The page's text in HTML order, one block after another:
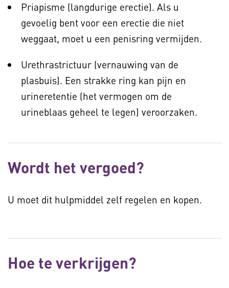
Priapisme (langdurige erectie). Als u
gevoelig bent voor een erectie die niet
weggaat, moet u een penisring vermijden.
Urethrastrictuur (vernauwing van de
plasbuis). Een strakke ring kan pijn en
urineretentie (het vermogen om de
urineblaas geheel te legen) veroorzaken.
Wordt het vergoed?
U moet dit hulpmiddel zelf regelen en kopen.
Hoe te verkrijgen?